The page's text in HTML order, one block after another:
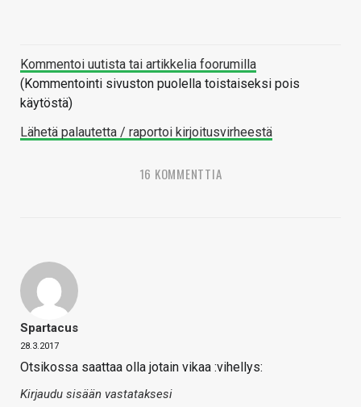
Kommentoi uutista tai artikkelia foorumilla
(Kommentointi sivuston puolella toistaiseksi pois
käytöstä)
Lähetä palautetta / raportoi kirjoitusvirheestä
16 KOMMENTTIA
Spartacus
28.3.2017
Otsikossa saattaa olla jotain vikaa :vihellys:
Kirjaudu sisään vastataksesi